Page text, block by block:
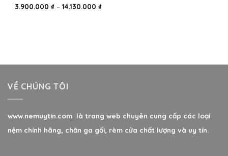
Được xếp
3.900.000 ₫ – 14.130.000 ₫
VỀ CHÚNG TÔI
www.nemuytin.com là trang web chuyên cung cấp các loại
nệm chính hãng, chăn ga gối, rèm cửa chất lượng và uy tín.